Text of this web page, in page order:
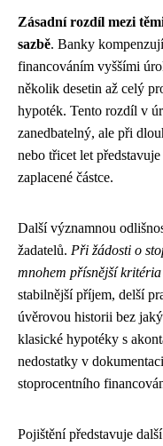
Zásadní rozdíl mezi
sazbě. Banky
financováním vyššími
několik desetin až celý
hypoték. Tento rozdíl v
zanedbatelný, ale při
nebo třicet let
zaplacené částce.
Další významnou
žadatelů. Při žádosti o
mnohem přísnější kritéria
stabilnější příjem, delší
úvěrovou historii bez
klasické hypotéky s
nedostatky v
stoprocentního
Pojištění představuje